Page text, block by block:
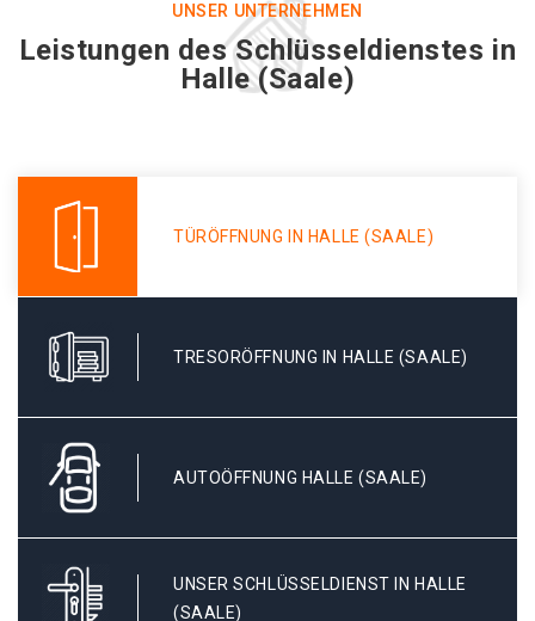
UNSER UNTERNEHMEN
Leistungen des Schlüsseldienstes in
Halle (Saale)
TÜRÖFFNUNG IN HALLE (SAALE)
TRESORÖFFNUNG IN HALLE (SAALE)
AUTOÖFFNUNG HALLE (SAALE)
UNSER SCHLÜSSELDIENST IN HALLE
(SAALE)